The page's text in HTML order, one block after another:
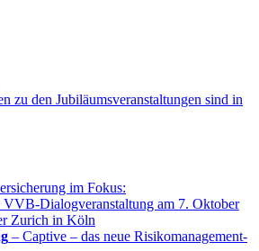
zu den Jubiläumsveranstaltungen sind in
im Fokus:
Dialogveranstaltung am 7. Oktober
Zurich in Köln
– Captive – das neue Risikomanagement-